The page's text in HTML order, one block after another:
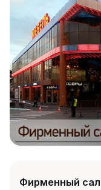
Фирменный